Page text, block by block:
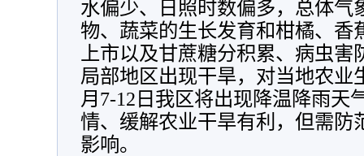
水偏少、日照时数偏多，总体气
物、蔬菜的生长发育和柑橘、香
上市以及甘蔗糖分积累、病虫
局部地区出现干旱，对当地农业
月7-12日我区将出现降温降雨天
情、缓解农业干旱有利，但需防
影响。